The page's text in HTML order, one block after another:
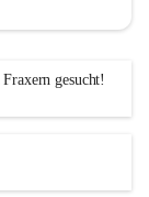
gesucht!